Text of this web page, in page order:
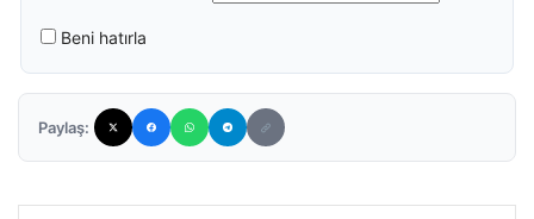
Beni hatırla
Paylaş: